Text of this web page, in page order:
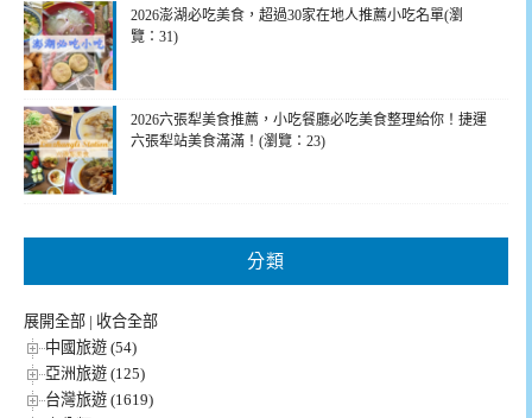
2026澎湖必吃美食，超過30家在地人推薦小吃名單(瀏
覽：31)
2026六張犁美食推薦，小吃餐廳必吃美食整理給你！捷運
六張犁站美食滿滿！(瀏覽：23)
分類
展開全部 | 收合全部
中國旅遊 (54)
亞洲旅遊 (125)
台灣旅遊 (1619)